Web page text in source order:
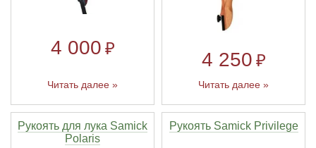
4 000 ₽
Читать далее »
4 250 ₽
Читать далее »
Рукоять для лука Samick
Polaris
Рукоять Samick Privilege